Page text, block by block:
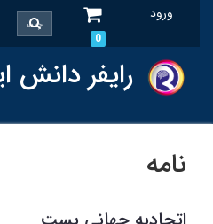
ورود
رایفر دانش
نامه